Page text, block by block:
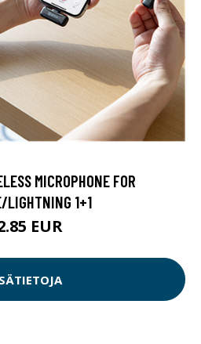
MICROPHONE FOR
LIGHTNING 1+1
EUR